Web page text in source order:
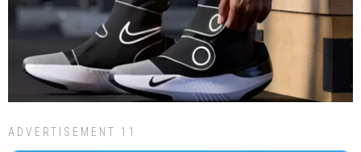
ADVERTISEMENT 11